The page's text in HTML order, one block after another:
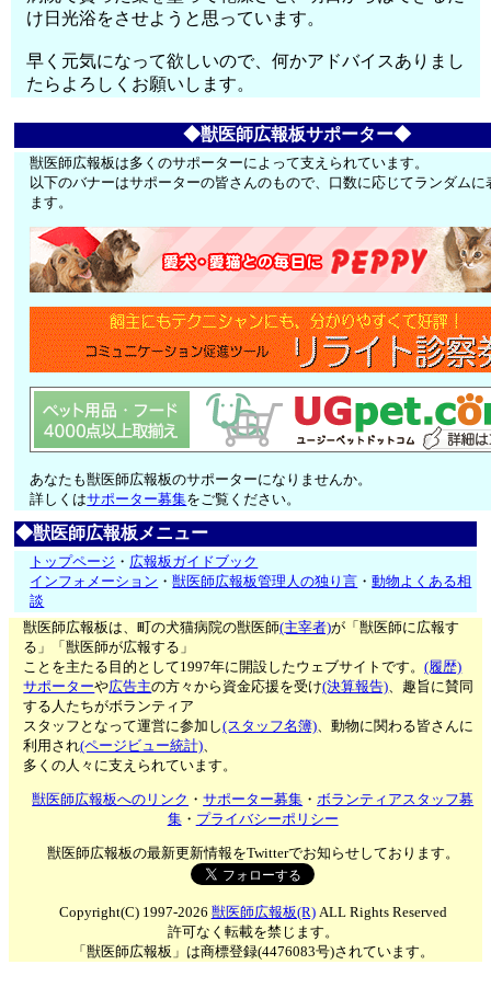
け日光浴をさせようと思っています。
早く元気になって欲しいので、何かアドバイスありまし
たらよろしくお願いします。
◆獣医師広報板サポーター◆
獣医師広報板は多くのサポーターによって支えられています。
以下のバナーはサポーターの皆さんのもので、口数に応じてランダムに
ます。
あなたも獣医師広報板のサポーターになりませんか。
詳しくはサポーター募集をご覧ください。
◆獣医師広報板メニュー
トップページ ・ 広報板ガイドブック
インフォメーション ・獣医師広報板管理人の独り言 ・動物よくある相
談
獣医師広報板は、町の犬猫病院の獣医師(主宰者)が「獣医師に広報す
る」「獣医師が広報する」
ことを主たる目的として1997年に開設したウェブサイトです。(履歴)
サポーターや広告主の方々から資金応援を受け(決算報告)、趣旨に賛同
する人たちがボランティア
スタッフとなって運営に参加し(スタッフ名簿)、動物に関わる皆さんに
利用され(ページビュー統計)、
多くの人々に支えられています。
獣医師広報板へのリンク ・サポーター募集 ・ボランティアスタッフ募
集・ プライバシーポリシー
獣医師広報板の最新更新情報をTwitterでお知らせしております。
Copyright(C) 1997-2026 獣医師広報板(R)ALL Rights Reserved
許可なく転載を禁じます。
「獣医師広報板」は商標登録(4476083号)されています。